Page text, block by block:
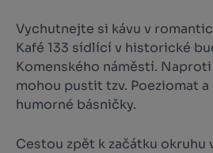
Vychutnejte si kávu v
Kafé 133 sídlící v historické
Komenského náměstí.
mohou pustit tzv. Poeziomat
humorné básničky.
Cestou zpět k začátku okruhu